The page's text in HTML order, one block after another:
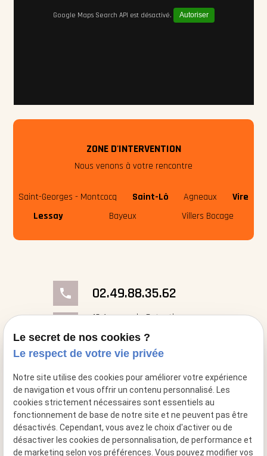
Google Maps Search API est désactivé. Autoriser
ZONE D'INTERVENTION
Nous venons à votre rencontre
Saint-Georges - Montcocq Saint-Lô Agneaux
Vire
Lessay
Bayeux Villers Bocage
phone 02.49.88.35.62
18 Avenue du Cotentin
50000 Saint-Georges- Montcocq
mail contact@cheminee-artflam.fr
Le secret de nos cookies ?
Le respect de votre vie privée
Notre site utilise des cookies pour améliorer votre expérience
de navigation et vous offrir un contenu personnalisé. Les
cookies strictement nécessaires sont essentiels au
fonctionnement de base de notre site et ne peuvent pas être
désactivés. Cependant, vous avez le choix d'activer ou de
désactiver les cookies de personnalisation, de performance et
de marketing selon vos préférences. Vous pouvez modifier vos